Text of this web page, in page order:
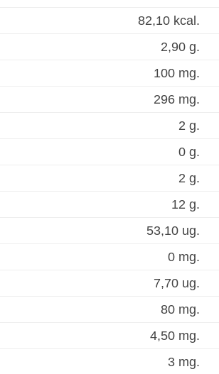
82,10 kcal.
2,90 g.
100 mg.
296 mg.
2 g.
0 g.
2 g.
12 g.
53,10 ug.
0 mg.
7,70 ug.
80 mg.
4,50 mg.
3 mg.